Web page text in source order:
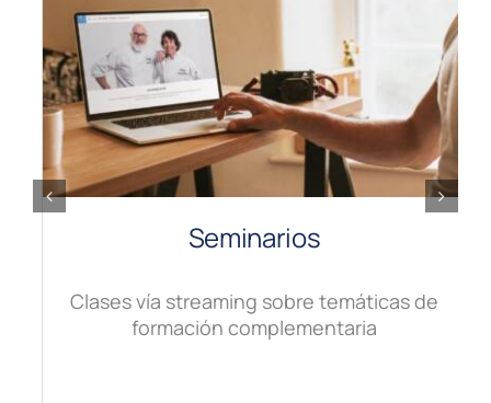
Seminarios
Clases vía streaming sobre temáticas de
formación complementaria